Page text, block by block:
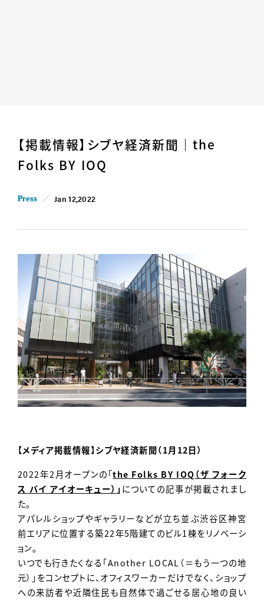
【掲載情報】シブヤ経済新聞｜the
Folks BY IOQ
Press Jan 12,2022
【メディア掲載情報】シブヤ経済新聞（1月12日）
2022年2月オープンの「the Folks BY IOQ（ザ フォーク
ス バイ アイオーキュー） 」についての記事が掲載されまし
た。
アパレルショップやギャラリーなどが立ち並ぶ渋谷区神宮
前エリアに位置する築22年5階建てのビル1棟をリノベーシ
ョン。
いつでも行きたくなる「Another LOCAL（＝もう一つの地
元）」をコンセプトに、オフィスワーカーだけでなく、ショップ
への来訪者や近隣住民も自然体で過ごせる居心地の良い
Business
For Owner
Works
Cases
Company
SDGs
IR
Contact